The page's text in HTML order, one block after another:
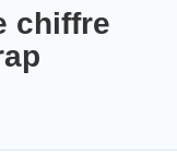
chiffre